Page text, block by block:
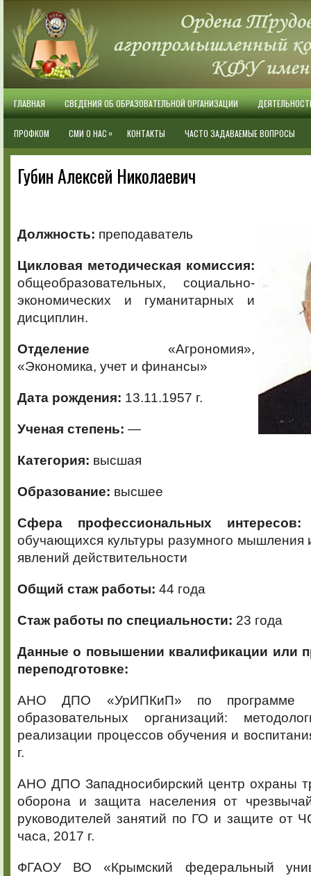
ГЛАВНАЯ СВЕДЕНИЯ ОБ ОБРАЗОВАТЕЛЬНОЙ ОРГАНИЗАЦИИ
ПРОФКОМ СМИ О НАС » КОНТАКТЫ ЧАСТО ЗАДАВАЕМЫЕ ВОПРОСЫ
Губин Алексей Николаевич
Должность: преподаватель
Цикловая методическая комиссия:
общеобразовательных, социально-
экономических и гуманитарных и
дисциплин.
Отделение «Агрономия»,
«Экономика, учет и финансы»
Дата рождения: 13.11.1957 г.
Ученая степень: —
Категория: высшая
Образование: высшее
Сфера профессиональных
обучающихся культуры разумного мышления
явлений действительности
Общий стаж работы: 44 года
Стаж работы по специальности: 23 года
Данные о повышении квалификации или
переподготовке:
АНО ДПО «УрИПКиП» по программе
образовательных организаций:
реализации процессов обучения и
г.
АНО ДПО Западносибирский центр охраны
оборона и защита населения от
руководителей занятий по ГО и защите от
часа, 2017 г.
ФГАОУ ВО «Крымский федеральный